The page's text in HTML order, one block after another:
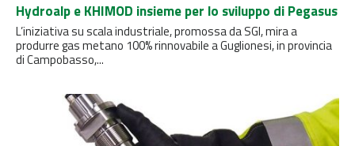
Hydroalp e KHIMOD insieme per lo sviluppo di Pegasus
L’iniziativa su scala industriale, promossa da SGI, mira a
produrre gas metano 100% rinnovabile a Guglionesi, in provincia
di Campobasso,...